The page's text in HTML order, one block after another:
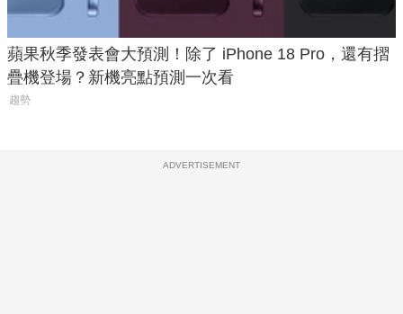
蘋果秋季發表會大預測！除了 iPhone 18 Pro，還有摺
疊機登場？新機亮點預測一次看
趨勢
ADVERTISEMENT